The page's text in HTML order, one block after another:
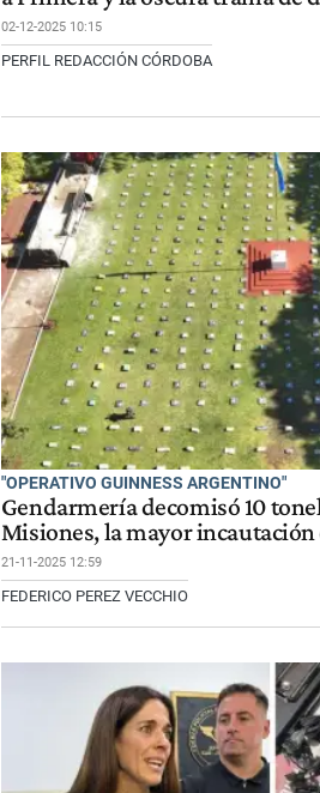
02-12-2025 10:15
PERFIL REDACCIÓN CÓRDOBA
"OPERATIVO GUINNESS ARGENTINO"
Gendarmería decomisó 10
Misiones, la mayor
21-11-2025 12:59
FEDERICO PEREZ VECCHIO